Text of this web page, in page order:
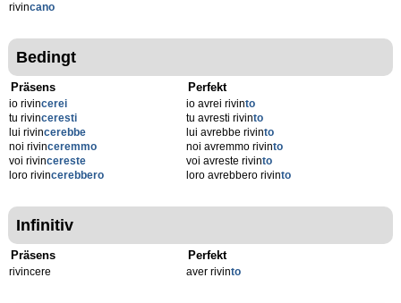
rivincano
Bedingt
Präsens
io rivincerei
tu rivinceresti
lui rivincerebbe
noi rivinceremmo
voi rivincereste
loro rivincerebbero
Perfekt
io avrei rivinto
tu avresti rivinto
lui avrebbe rivinto
noi avremmo rivinto
voi avreste rivinto
loro avrebbero rivinto
Infinitiv
Präsens
rivincere
Perfekt
aver rivinto